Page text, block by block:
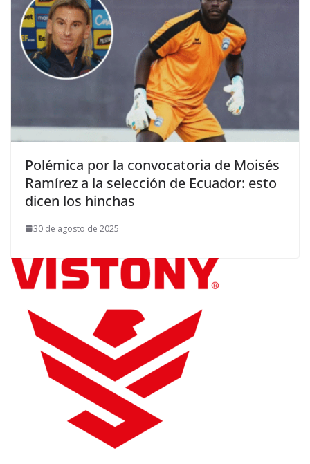
Polémica por la convocatoria de Moisés
Ramírez a la selección de Ecuador: esto
dicen los hinchas
30 de agosto de 2025